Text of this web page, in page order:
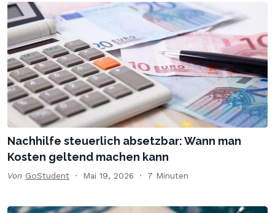
Nachhilfe steuerlich absetzbar: Wann man
Kosten geltend machen kann
Von GoStudent Mai 19, 2026 7 Minuten